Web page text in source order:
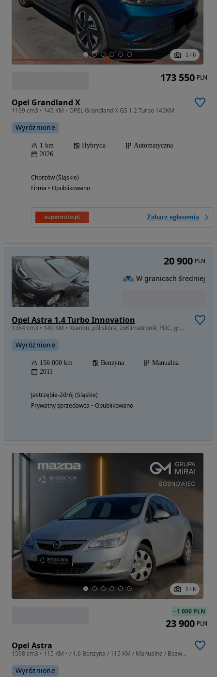
1 / 6
Opel Grandland X
1199 cm3 • 145 KM • OPEL Grandland X GS 1.2 Turbo 145KM
Wyróżnione
1 km Hybryda
Automatyczna
2026
Chorzów (Śląskie)
Firma • Opublikowano
Zobacz ogłoszenia
173 550 PLN
Opel Astra 1.4 Turbo Innovation
1364 cm3 • 140 KM • Ksenon, pół skóra, 2xKlimatronik, PDC, grane fotele i kierownica!!!
Wyróżnione
156 000 km Benzyna
Manualna
2011
Jastrzębie-Zdrój (Śląskie)
Prywatny sprzedawca • Opublikowano
20 900 PLN
W granicach średniej
1 / 6
Opel Astra
1598 cm3 • 115 KM • / 1.6 Benzyna / 115 KM / Manualna / Bezwypadkowy
Wyróżnione
- 1 000 PLN
23 900 PLN